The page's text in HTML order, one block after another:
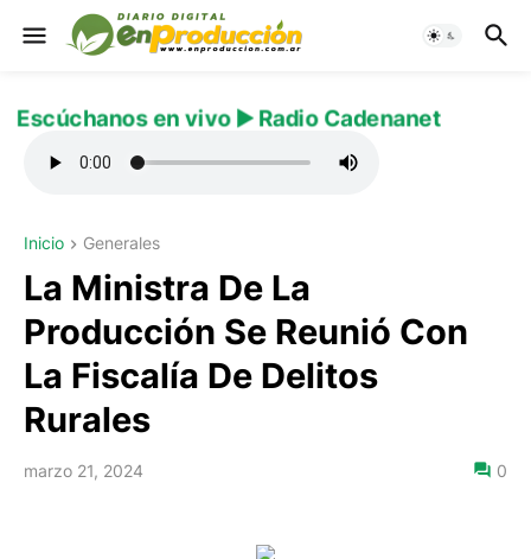
Escúchanos en vivo ▶️ Radio Cadenanet
Inicio Generales
La Ministra De La
Producción Se Reunió Con
La Fiscalía De Delitos
Rurales
marzo 21, 2024 0